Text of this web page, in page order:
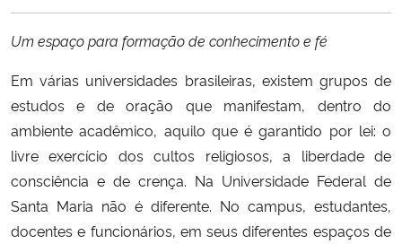
Ministério da Cidadania
Ministério de Minas e Energia
Ministério da Ciência, Tecnologia, Inovações e Comunicações
Ministério do Meio Ambiente
Um espaço para formação de conhecimento e fé
Em várias universidades brasileiras, existem grupos de
estudos e de oração que manifestam, dentro do
ambiente acadêmico, aquilo que é garantido por lei: o
livre exercício dos cultos religiosos, a liberdade de
consciência e de crença. Na Universidade Federal de
Santa Maria não é diferente. No campus, estudantes,
docentes e funcionários, em seus diferentes espaços de